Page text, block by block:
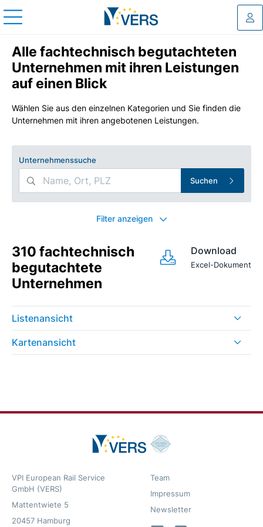
Alle fachtechnisch begutachteten
Unternehmen mit ihren Leistungen
auf einen Blick
Wählen Sie aus den einzelnen Kategorien und Sie finden die
Unternehmen mit ihren angebotenen Leistungen.
Unternehmenssuche
Suchen
Filter anzeigen
310 fachtechnisch
begutachtete
Unternehmen
Download
Excel-Dokument
Listenansicht
Kartenansicht
VPI European Rail Service
GmbH (VERS)
Mattentwiete 5
20457 Hamburg
Team
Impressum
Newsletter